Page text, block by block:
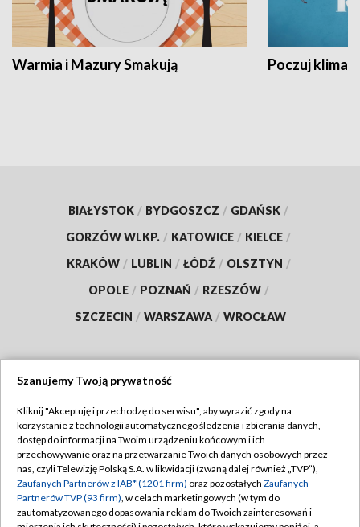
Warmia i Mazury Smakują Poczuj klimat
BIAŁYSTOK / BYDGOSZCZ / GDAŃSK /
GORZÓW WLKP. / KATOWICE / KIELCE /
KRAKÓW / LUBLIN / ŁÓDŹ / OLSZTYN /
OPOLE / POZNAŃ / RZESZÓW /
SZCZECIN / WARSZAWA / WROCŁAW
TVP
Abonament TVP
Emisja w TVP
Centrum informacji TVP
Regulamin TVP
Polityka prywatności
Moje zgody
Szanujemy Twoją prywatność
Kliknij "Akceptuję i przechodzę do serwisu", aby wyrazić zgody na
korzystanie z technologii automatycznego śledzenia i zbierania danych,
dostęp do informacji na Twoim urządzeniu końcowym i ich
przechowywanie oraz na przetwarzanie Twoich danych osobowych przez
nas, czyli Telewizję Polską S.A. w likwidacji (zwaną dalej również „TVP”),
Zaufanych Partnerów z IAB* (1201 firm) oraz pozostałych Zaufanych
Partnerów TVP (93 firm), w celach marketingowych (w tym do
zautomatyzowanego dopasowania reklam do Twoich zainteresowań i